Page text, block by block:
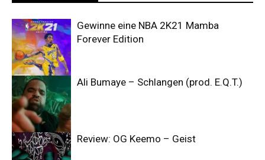
Gewinne eine NBA 2K21 Mamba
Forever Edition
Ali Bumaye – Schlangen (prod. E.Q.T.)
Review: OG Keemo – Geist